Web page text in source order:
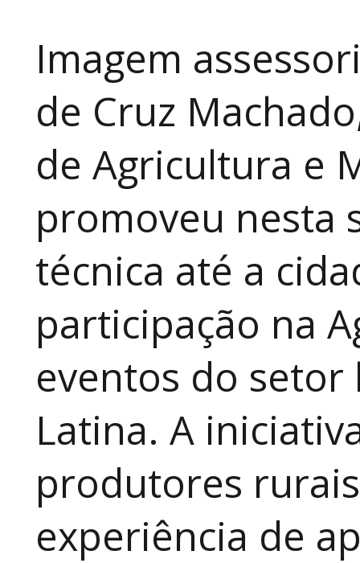
Imagem
de Cruz
de Agricultura e
promoveu nesta
técnica até a
participação na
eventos do
Latina. A
produtores
experiência de